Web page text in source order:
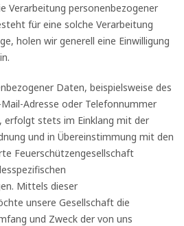
Verarbeitung personenbezogener
für eine solche Verarbeitung
holen wir generell eine Einwilligung
Daten, beispielsweise des
Adresse oder Telefonnummer
erfolgt stets im Einklang mit der
und in Übereinstimmung mit den
Feuerschützengesellschaft
Mittels dieser
unsere Gesellschaft die
und Zweck der von uns